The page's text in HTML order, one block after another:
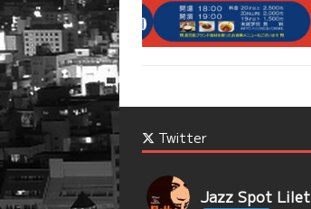
Twitter
Jazz Spot Lilet